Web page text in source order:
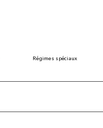
Régimes spéciaux